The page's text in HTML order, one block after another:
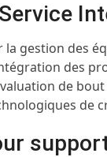
gestion des
des
de
de